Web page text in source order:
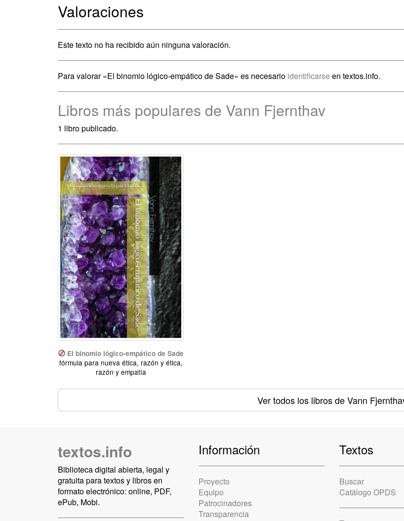
Valoraciones
Este texto no ha recibido aún ninguna valoración.
Para valorar «El binomio lógico-empático de Sade» es necesario identificarse en textos.info.
Libros más populares de Vann Fjernthav
1 libro publicado.
El binomio lógico-empático de Sade
fórmula para nueva ética, razón y ética,
razón y empatía
Ver todos los librosde Vann
textos.info
Biblioteca digital abierta, legal y
gratuita para textos y libros en
formato electrónico: online, PDF,
ePub, Mobi.
Información
Proyecto
Equipo
Patrocinadores
Transparencia
Textos
Buscar
Catálogo OPDS